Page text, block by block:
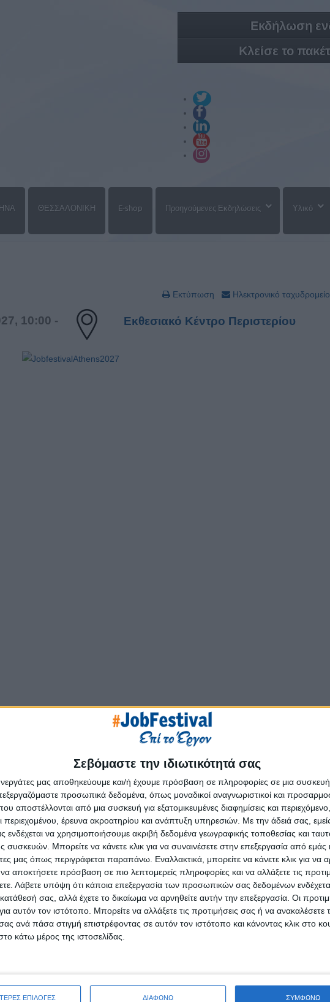
Σεβόμαστε την ιδιωτικότητά σας
μας αποθηκεύουμε και/ή έχουμε πρόσβαση σε πληροφορίες σε μια
προσωπικά δεδομένα, όπως μοναδικοί αναγνωριστικοί και
αποστέλλονται από μια συσκευή για εξατομικευμένες διαφημίσεις και
περιεχομένου, έρευνα ακροατηρίου και ανάπτυξη υπηρεσιών. Με την άδειά σας,
ενδέχεται να χρησιμοποιήσουμε ακριβή δεδομένα γεωγραφικής τοποθεσίας και
Μπορείτε να κάνετε κλικ για να συναινέσετε στην επεξεργασία από εμάς
μας όπως περιγράφεται παραπάνω. Εναλλακτικά, μπορείτε να κάνετε κλικ για να
αποκτήσετε πρόσβαση σε πιο λεπτομερείς πληροφορίες και να αλλάξετε τις
Λάβετε υπόψη ότι κάποια επεξεργασία των προσωπικών σας δεδομένων
σας, αλλά έχετε το δικαίωμα να αρνηθείτε αυτήν την επεξεργασία. Οι
αυτόν τον ιστότοπο. Μπορείτε να αλλάξετε τις προτιμήσεις σας ή να ανακαλέσετε
ανά πάσα στιγμή επιστρέφοντας σε αυτόν τον ιστότοπο και κάνοντας κλικ στο
κάτω μέρος της ιστοσελίδας.
ΕΠΙΛΟΓΕΣ ΔΙΑΦΩΝΩ ΣΥΜΦΩΝΩ
Εκδήλωση
Κλείσε το
ΘΕΣΣΑΛΟΝΙΚΗ E-shop Προηγούμενες Εκδηλώσεις Υλικό
Εκτύπωση Ηλεκτρονικό ταχυδρομείο
10:00 -
Εκθεσιακό Κέντρο Περιστερίου